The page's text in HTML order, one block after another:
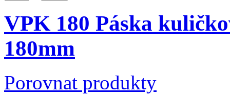
VPK 180 Páska
180mm
Porovnat produkty